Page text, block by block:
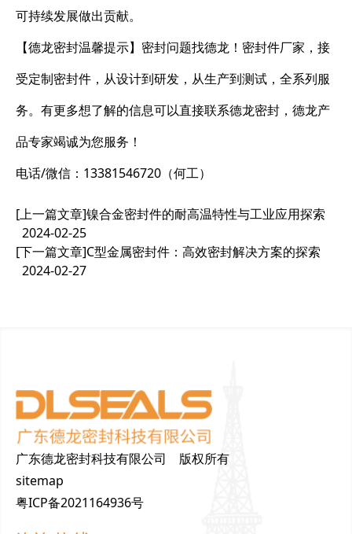
可持续发展做出贡献。
【德龙密封温馨提示】密封问题找德龙！密封件厂家，接
受定制密封件，从设计到研发，从生产到测试，全系列服
务。有更多想了解的信息可以直接联系德龙密封，德龙产
品专家竭诚为您服务！
电话/微信：13381546720（何工）
[上一篇文章]镍合金密封件的耐高温特性与工业应用探索
2024-02-25
[下一篇文章]C型金属密封件：高效密封解决方案的探索
2024-02-27
广东德龙密封科技有限公司 版权所有
sitemap
粤ICP备2021164936号